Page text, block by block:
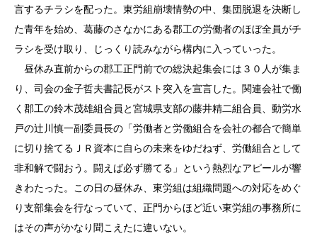
言するチラシを配った。東労組崩壊情勢の中、集団脱退を決断し
た青年を始め、葛藤のさなかにある郡工の労働者のほぼ全員がチ
ラシを受け取り、じっくり読みながら構内に入っていった。
昼休み直前からの郡工正門前での総決起集会には３０人が集ま
り、司会の金子哲夫書記長がスト突入を宣言した。関連会社で働
く郡工の鈴木茂雄組合員と宮城県支部の藤井精二組合員、動労水
戸の辻川慎一副委員長の「労働者と労働組合を会社の都合で簡単
に切り捨てるＪＲ資本に自らの未来をゆだねず、労働組合として
非和解で闘おう。闘えば必ず勝てる」という熱烈なアピールが響
きわたった。この日の昼休み、東労組は組織問題への対応をめぐ
り支部集会を行なっていて、正門からほど近い東労組の事務所に
はその声がかなり聞こえたに違いない。